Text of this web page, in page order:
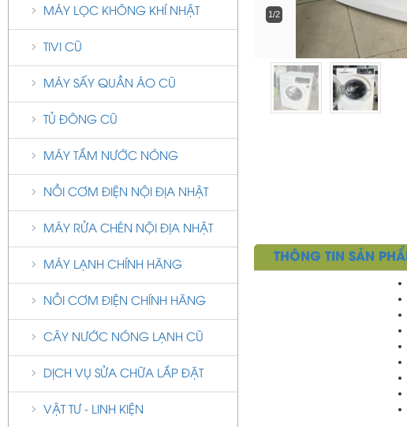
MÁY LỌC KHÔNG KHÍ NHẬT
TIVI CŨ
MÁY SẤY QUẦN ÁO CŨ
TỦ ĐÔNG CŨ
MÁY TẮM NƯỚC NÓNG
NỒI CƠM ĐIỆN NỘI ĐỊA NHẬT
MÁY RỬA CHÉN NỘI ĐỊA NHẬT
MÁY LẠNH CHÍNH HÃNG
NỒI CƠM ĐIỆN CHÍNH HÃNG
CÂY NƯỚC NÓNG LẠNH CŨ
DỊCH VỤ SỬA CHỮA LẮP ĐẶT
VẬT TƯ - LINH KIỆN
1/2
THÔNG TIN SẢN